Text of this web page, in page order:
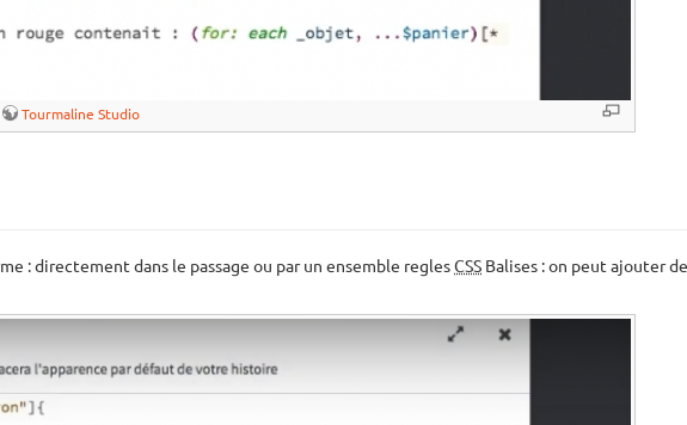
Tourmaline Studio
: directement dans le passage ou par un ensemble reglesCSS Balises : on peut ajouter